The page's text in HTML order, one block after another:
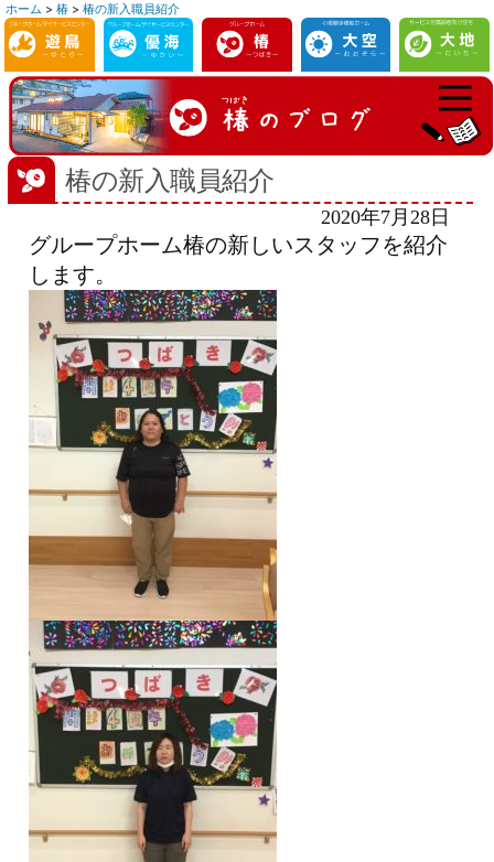
コ
ン
テ
ン
ツ
へ
ス
ホーム > 椿 > 椿の新入職員紹介
椿の新入職員紹介
2020年7月28日
グループホーム椿の新しいスタッフを紹介
します。